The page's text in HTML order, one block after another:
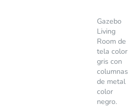
Gazebo
Living
Room de
tela color
gris con
columnas
de metal
color
negro.